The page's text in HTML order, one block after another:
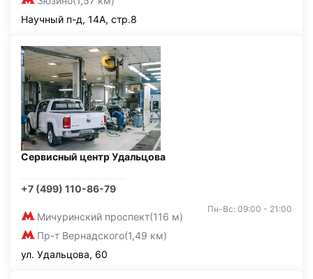
Научный п-д, 14А, стр.8
Сервисный центр Удальцова
+7 (499) 110-86-79
Мичуринский проспект(116 м)
Пр-т Вернадского(1,49 км)
Пн-Вс: 09:00 - 21:00
ул. Удальцова, 60